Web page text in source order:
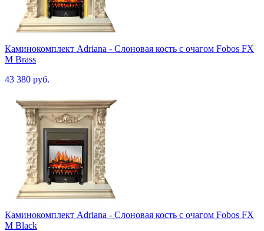
Каминокомплект Adriana - Cлоновая кость с очагом Fobos FX
M Brass
43 380 руб.
Каминокомплект Adriana - Cлоновая кость с очагом Fobos FX
M Black